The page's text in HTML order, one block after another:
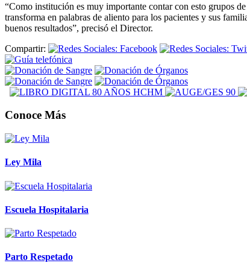
“Como institución es muy importante contar con esto grupos
transforma en palabras de aliento para los pacientes y sus
buenos resultados”, precisó el Director.
Compartir:
Conoce Más
Ley Mila
Escuela Hospitalaria
Parto Respetado